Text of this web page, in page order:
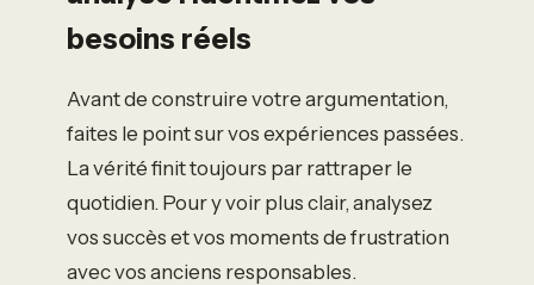
besoins réels
Avant de construire votre argumentation,
faites le point sur vos expériences passées.
La vérité finit toujours par rattraper le
quotidien. Pour y voir plus clair, analysez
vos succès et vos moments de frustration
avec vos anciens responsables.